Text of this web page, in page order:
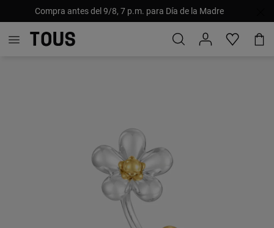
Compra antes del 9/8, 7 p.m. para Día de la Madre